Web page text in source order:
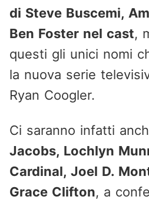
di Steve Buscemi,
Ben Foster nel cast,
questi gli unici nomi
la nuova serie
Ryan Coogler.
Ci saranno infatti
Jacobs, Lochlyn
Cardinal, Joel D.
Grace Clifton, a